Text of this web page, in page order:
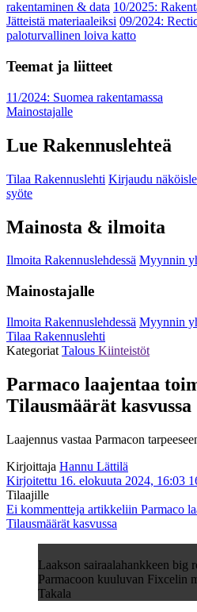
rakentaminen & data 10/2025:
Jätteistä materiaaleiksi 09/2024:
paloturvallinen loiva katto
Teemat ja liitteet
11/2024: Suomea rakentamassa
Mainostajalle
Lue Rakennuslehteä
Tilaa Rakennuslehti Kirjaudu
syöte
Mainosta & ilmoita
Ilmoita Rakennuslehdessä Myynnin
Mainostajalle
Ilmoita Rakennuslehdessä Myynnin
Tilaa Rakennuslehti
Kategoriat Talous Kiinteistöt
Parmaco laajentaa
Tilausmäärät kasvussa
Laajennus vastaa Parmacon
Kirjoittaja Hannu Lättilä
Kirjoitettu 16. elokuuta 2024, 16:03
Tilaajille
Ei kommentteja artikkeliin Parmaco
Tilausmäärät kasvussa
Laakson sairaalahankkeen big
Parmacoon kuuluvan Fixcelin
Takala